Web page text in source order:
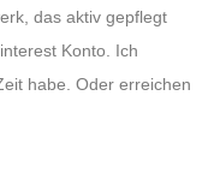
das aktiv gepflegt
Konto. Ich
habe. Oder erreichen